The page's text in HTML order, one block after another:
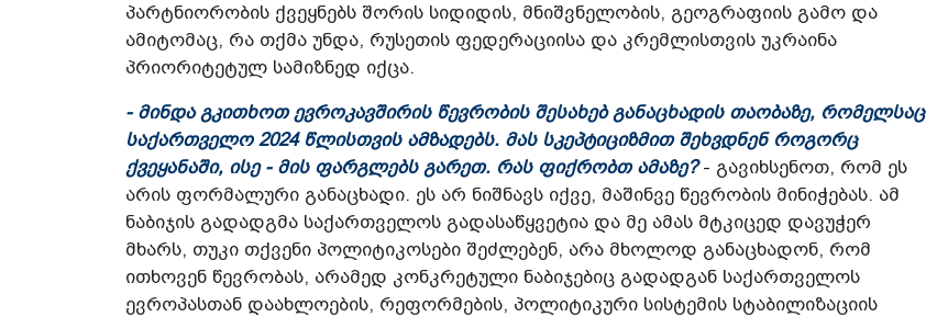
პარტნიორობის ქვეყნებს შორის სიდიდის, მნიშვნელობის, გეოგრაფიის გამო და
ამიტომაც, რა თქმა უნდა, რუსეთის ფედერაციისა და კრემლისთვის უკრაინა
პრიორიტეტულ სამიზნედ იქცა.
- მინდა გკითხოთ ევროკავშირის წევრობის შესახებ განაცხადის თაობაზე, რომელსაც
საქართველო 2024 წლისთვის ამზადებს. მას სკეპტიციზმით შეხვდნენ როგორც
ქვეყანაში, ისე - მის ფარგლებს გარეთ. რას ფიქრობთ ამაზე?- გავიხსენოთ, რომ ეს
არის ფორმალური განაცხადი. ეს არ ნიშნავს იქვე, მაშინვე წევრობის მინიჭებას. ამ
ნაბიჯის გადადგმა საქართველოს გადასაწყვეტია და მე ამას მტკიცედ დავუჭერ
მხარს, თუკი თქვენი პოლიტიკოსები შეძლებენ, არა მხოლოდ განაცხადონ, რომ
ითხოვენ წევრობას, არამედ კონკრეტული ნაბიჯებიც გადადგან საქართველოს
ევროპასთან დაახლოების, რეფორმების, პოლიტიკური სისტემის სტაბილიზაციის